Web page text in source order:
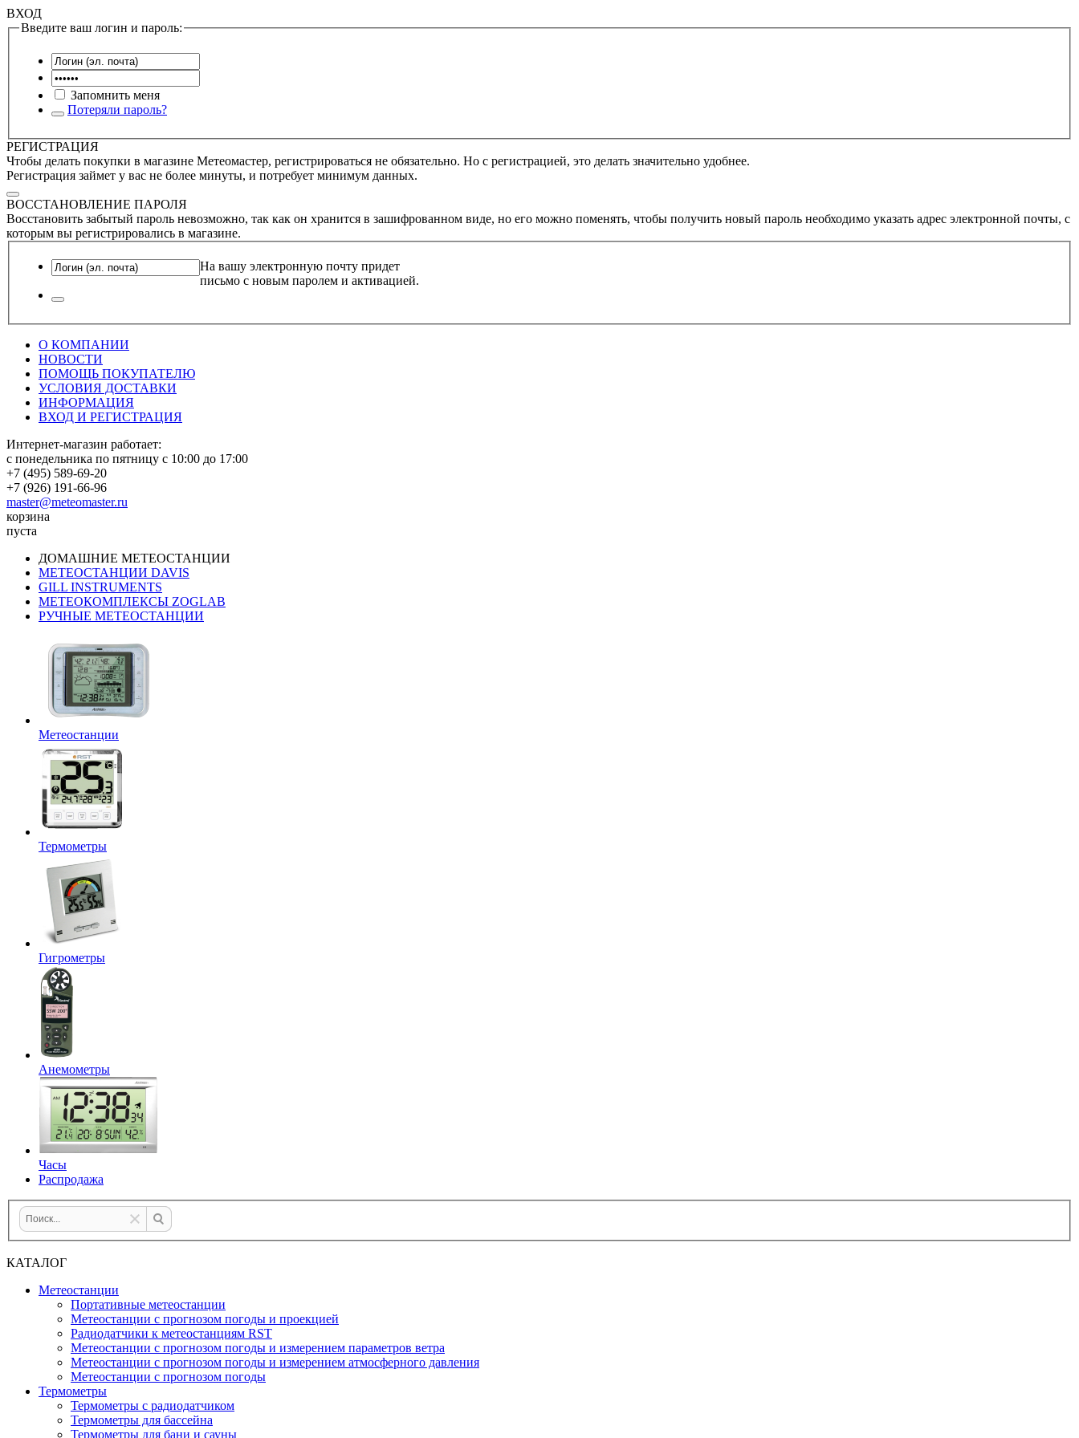
ВХОД
Введите ваш логин и пароль:
Запомнить меня
Потеряли пароль?
РЕГИСТРАЦИЯ
Чтобы делать покупки в магазине Метеомастер, регистрироваться не обязательно. Но с регистрацией, это делать значительно удобнее.
Регистрация займет у вас не более минуты, и потребует минимум данных.
ВОССТАНОВЛЕНИЕ ПАРОЛЯ
Восстановить забытый пароль невозможно, так как он хранится в зашифрованном виде, но его можно поменять, чтобы получить новый пароль необходимо указать адрес электронной почты, с
которым вы регистрировались в магазине.
На вашу электронную почту придет
письмо с новым паролем и активацией.
О КОМПАНИИ
НОВОСТИ
ПОМОЩЬ ПОКУПАТЕЛЮ
УСЛОВИЯ ДОСТАВКИ
ИНФОРМАЦИЯ
ВХОД И РЕГИСТРАЦИЯ
Интернет-магазин работает:
с понедельника по пятницу с 10:00 до 17:00
+7 (495) 589-69-20
+7 (926) 191-66-96
master@meteomaster.ru
корзина
пуста
ДОМАШНИЕ МЕТЕОСТАНЦИИ
МЕТЕОСТАНЦИИ DAVIS
GILL INSTRUMENTS
МЕТЕОКОМПЛЕКСЫ ZOGLAB
РУЧНЫЕ МЕТЕОСТАНЦИИ
Метеостанции
Термометры
Гигрометры
Анемометры
Часы
Распродажа
КАТАЛОГ
Метеостанции
Портативные метеостанции
Метеостанции с прогнозом погоды и проекцией
Радиодатчики к метеостанциям RST
Метеостанции с прогнозом погоды и измерением параметров ветра
Метеостанции с прогнозом погоды и измерением атмосферного давления
Метеостанции с прогнозом погоды
Термометры
Термометры с радиодатчиком
Термометры для бассейна
Термометры для бани и сауны